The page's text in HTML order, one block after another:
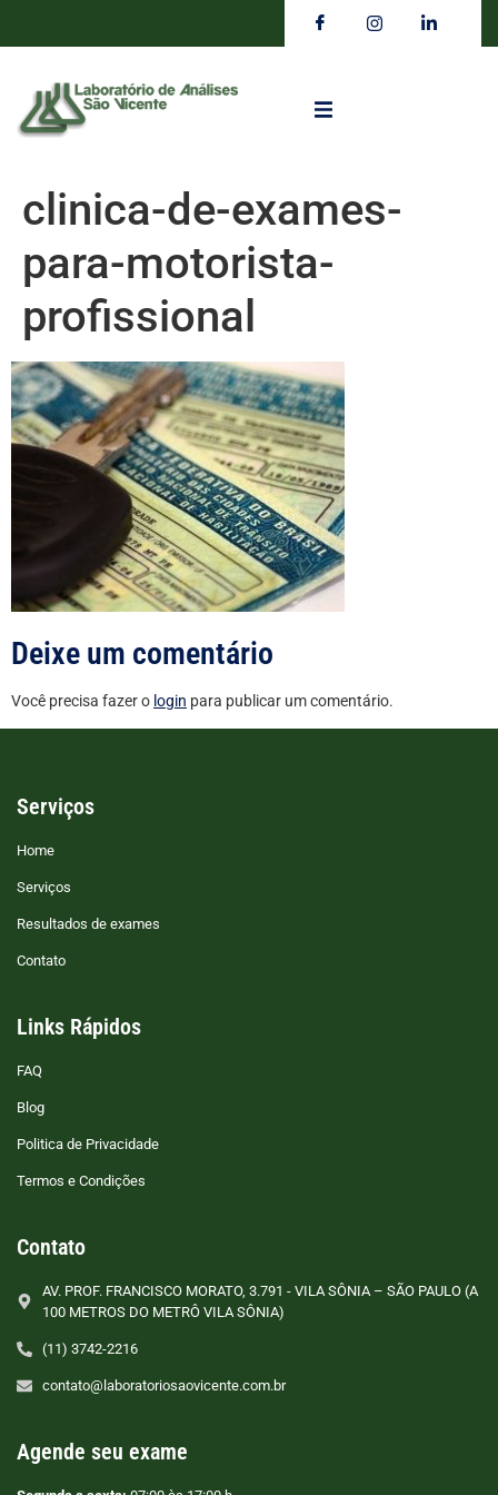
clinica-de-exames-
para-motorista-
profissional
Deixe um comentário
Você precisa fazer o login para publicar um comentário.
Serviços
Home
Serviços
Resultados de exames
Contato
Links Rápidos
FAQ
Blog
Politica de Privacidade
Termos e Condições
Contato
AV. PROF. FRANCISCO MORATO, 3.791 - VILA SÔNIA – SÃO PAULO (A
100 METROS DO METRÔ VILA SÔNIA)
(11) 3742-2216
contato@laboratoriosaovicente.com.br
Agende seu exame